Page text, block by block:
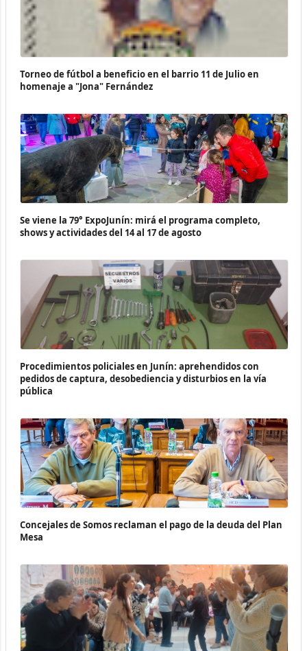
Torneo de fútbol a beneficio en el barrio 11 de Julio en
homenaje a "Jona" Fernández
Se viene la 79° ExpoJunín: mirá el programa completo,
shows y actividades del 14 al 17 de agosto
Procedimientos policiales en Junín: aprehendidos con
pedidos de captura, desobediencia y disturbios en la vía
pública
Concejales de Somos reclaman el pago de la deuda del Plan
Mesa